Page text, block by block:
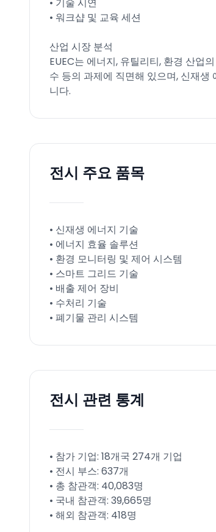
• 워크샵 및 교육 세션
산업 시장 분석
EUEC는 에너지, 유틸리티, 환경 산업
수 등의 과제에 직면해 있으며, 신재
니다.
전시 주요 품목
• 신재생 에너지 기술
• 에너지 효율 솔루션
• 환경 모니터링 및 제어 시스템
• 스마트 그리드 기술
• 배출 제어 장비
• 수처리 기술
• 폐기물 관리 시스템
전시 관련 통계
• 참가 기업: 18개국 274개 기업
• 전시 부스: 637개
• 총 참관객: 40,083명
• 국내 참관객: 39,665명
• 해외 참관객: 418명